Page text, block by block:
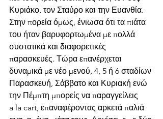
Κυριάκο, τον Σταύρο και την Ευανθία.
Στην πορεία όμως, ένιωσα ότι τα πιάτα
του ήταν βαρυφορτωμένα με πολλά
συστατικά και διαφορετικές
παρασκευές. Τώρα επανέρχεται
δυναμικά με νέο μενού, 4, 5 ή 6 σταδίων
Παρασκευή, Σάββατο και Κυριακή ενώ
την Πέμπτη μπορείς να παραγγείλεις
a la cart, επαναφέροντας αρκετά παλιά